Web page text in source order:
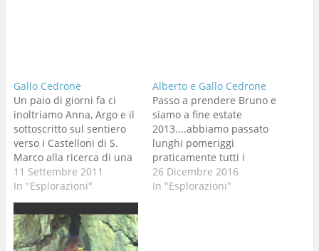
Gallo Cedrone
Un paio di giorni fa ci
inoltriamo Anna, Argo e il
sottoscritto sul sentiero
verso i Castelloni di S.
Marco alla ricerca di una
grottina con delle
incisioni sulla parete di
ingresso e lì vi giungiamo
dopo una buona ora di su
e giù per i dolci declivi di
Campo…
11 Settembre 2011
In "Esplorazioni"
Alberto e Gallo Cedrone
Passo a prendere Bruno e
siamo a fine estate
2013....abbiamo passato
lunghi pomeriggi
praticamente tutti i
giovedì e qualche sabato
di questa lunga estate a
26 Dicembre 2016
In "Esplorazioni"